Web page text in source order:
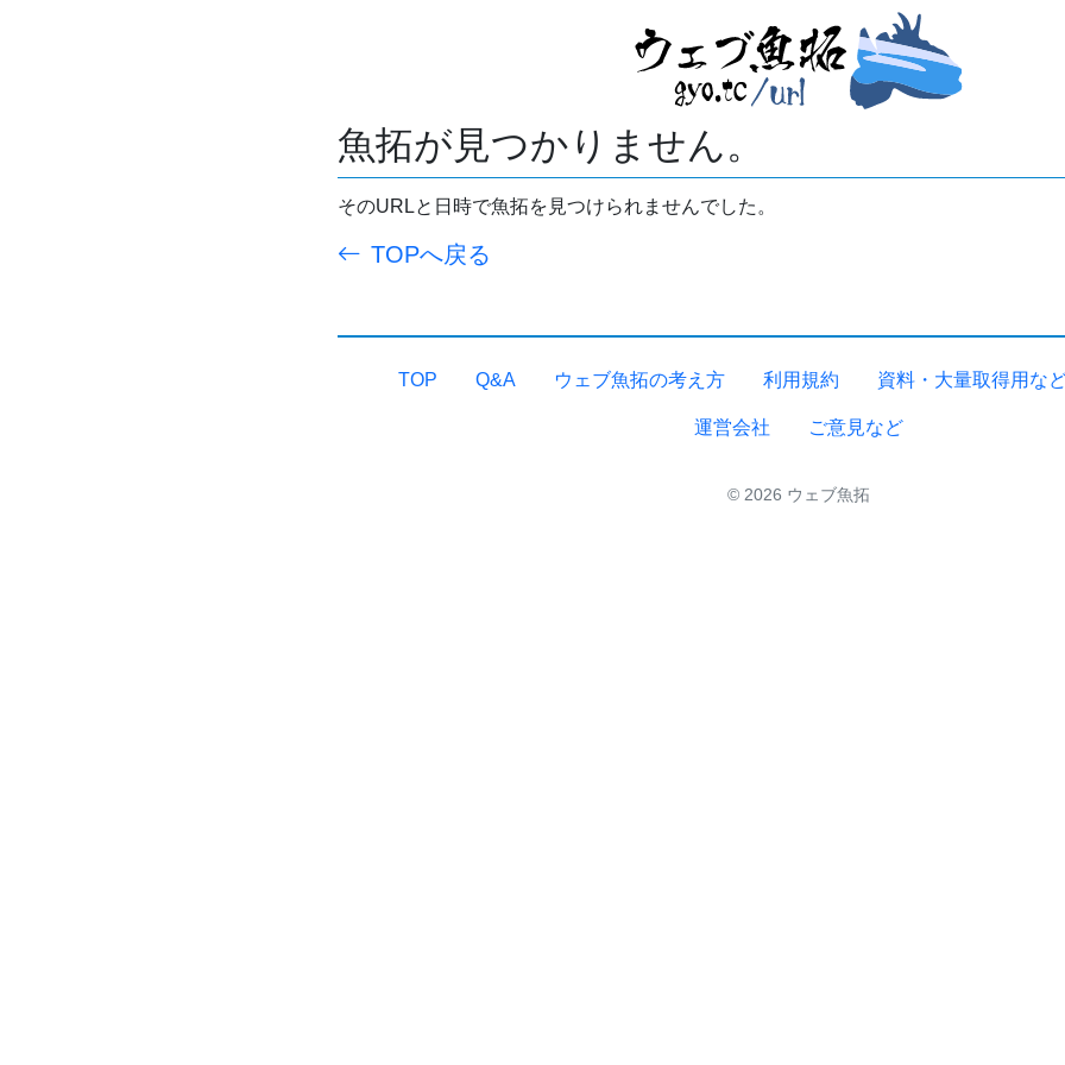
魚拓が見つかりません。
そのURLと日時で魚拓を見つけられませんでした。
TOPへ戻る
TOP Q&A ウェブ魚拓の考え方 利用規約 資料・大量取得用な
運営会社 ご意見など
© 2026 ウェブ魚拓